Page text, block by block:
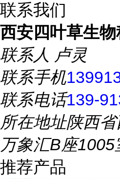
联系我们
西安四叶草生物
联系人 卢灵
联系手机
联系电话139-
所在地址陕西
万象汇B座1005
推荐产品